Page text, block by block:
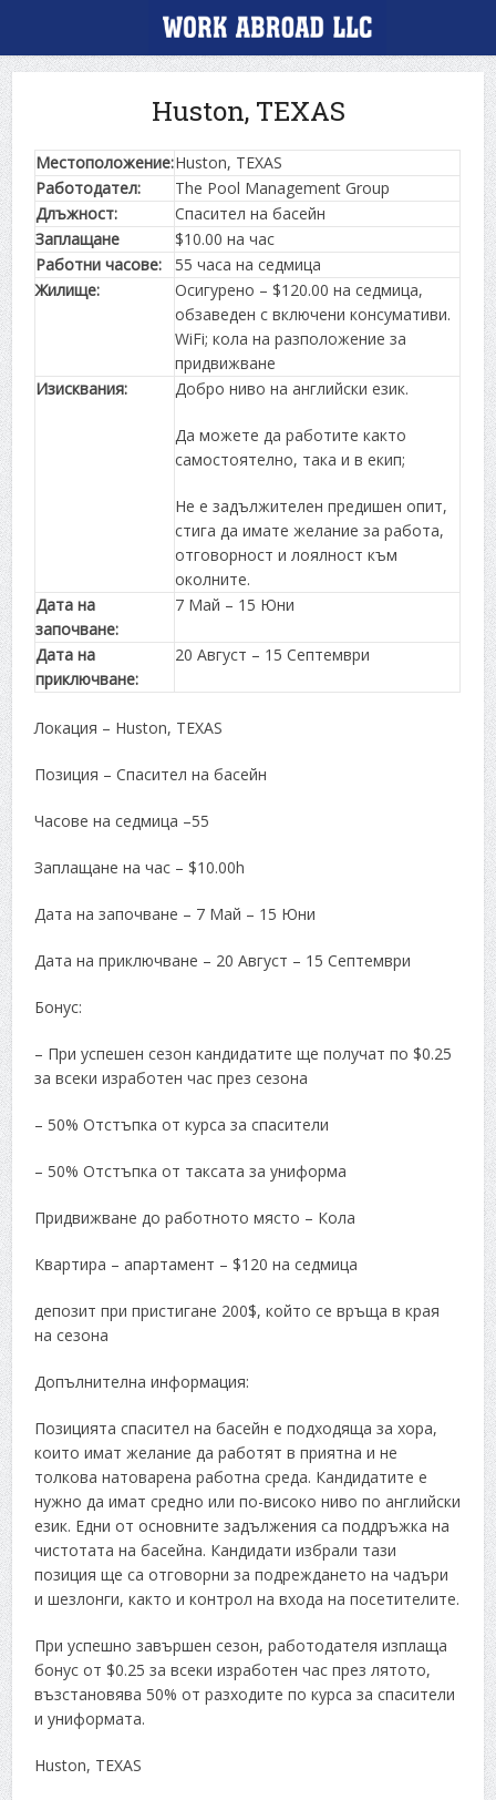
Huston, TEXAS
Местоположение:Huston, TEXAS
Работодател:
The Pool Management Group
Длъжност:
Спасител на басейн
Заплащане
$10.00 на час
Работни часове:
55 часа на седмица
Жилище:
Осигурено – $120.00 на седмица,
обзаведен с включени консумативи.
WiFi; кола на разположение за
придвижване
Изисквания:
Добро ниво на английски език.
Да можете да работите както
самостоятелно, така и в екип;
Не е задължителен предишен опит,
стига да имате желание за работа,
отговорност и лоялност към
околните.
Дата на
започване:
7 Май – 15 Юни
Дата на
приключване:
20 Август – 15 Септември
Локация – Huston, TEXAS
Позиция – Спасител на басейн
Часове на седмица –55
Заплащане на час – $10.00h
Дата на започване – 7 Май – 15 Юни
Дата на приключване – 20 Август – 15 Септември
Бонус:
– При успешен сезон кандидатите ще получат по $0.25
за всеки изработен час през сезона
– 50% Отстъпка от курса за спасители
– 50% Отстъпка от таксата за униформа
Придвижване до работното място – Кола
Квартира – апартамент – $120 на седмица
депозит при пристигане 200$, който се връща в края
на сезона
Допълнителна информация:
Позицията спасител на басейн е подходяща за хора,
които имат желание да работят в приятна и не
толкова натоварена работна среда. Кандидатите е
нужно да имат средно или по-високо ниво по английски
език. Едни от основните задължения са поддръжка на
чистотата на басейна. Кандидати избрали тази
позиция ще са отговорни за подреждането на чадъри
и шезлонги, както и контрол на входа на посетителите.
При успешно завършен сезон, работодателя изплаща
бонус от $0.25 за всеки изработен час през лятото,
възстановява 50% от разходите по курса за спасители
и униформата.
Huston, TEXAS